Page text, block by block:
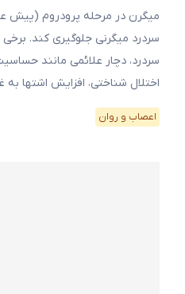
میگرن در مرحله پرودروم (پیش
سردرد میگرنی جلوگیری کند.
سردرد، دچار علائمی مانند
اختلال شناختی، افزایش اشتها
اعصاب و روان